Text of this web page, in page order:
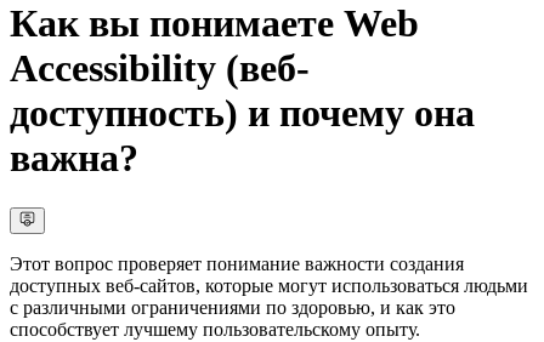
Как вы понимаете Web
Accessibility (веб-
доступность) и почему она
важна?
Этот вопрос проверяет понимание важности создания
доступных веб-сайтов, которые могут использоваться людьми
с различными ограничениями по здоровью, и как это
способствует лучшему пользовательскому опыту.